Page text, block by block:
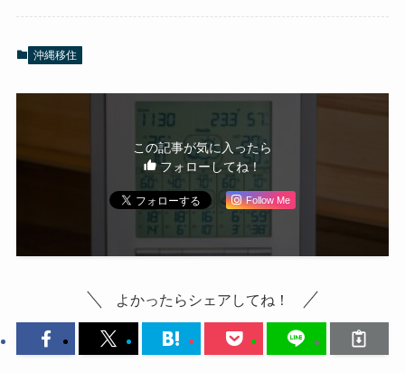
沖縄移住
この記事が気に入ったら
フォローしてね！
Follow Me
よかったらシェアしてね！